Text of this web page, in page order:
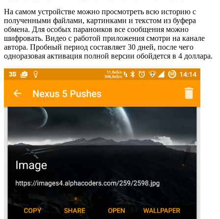
На самом устройстве можно просмотреть всю историю с
полученными файлами, картинками и текстом из буфера
обмена. Для особых параноиков все сообщения можно
шифровать. Видео с работой приложения смотри на канале
автора. Пробный период составляет 30 дней, после чего
одноразовая активация полной версии обойдется в 4 доллара.